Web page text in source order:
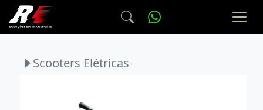
Scooters Elétricas